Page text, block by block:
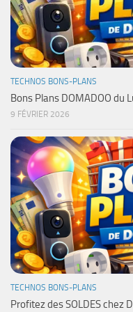
TECHNOS BONS-PLANS
Bons Plans DOMADOO du
9 FÉVRIER 2026
TECHNOS BONS-PLANS
Profitez des SOLDES chez